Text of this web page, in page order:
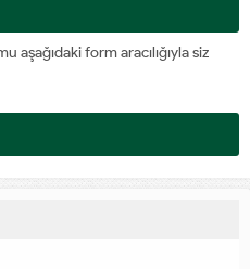
aşağıdaki form aracılığıyla siz